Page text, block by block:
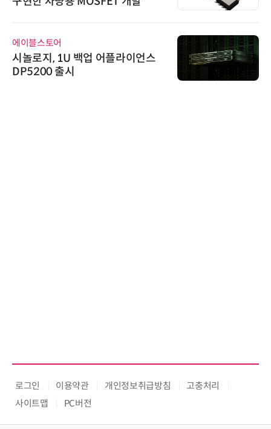
씨앤에프시스템, 국민연금 치매재
산관리서비스에 ALL# ERP 공급
로그인 이용약관 개인정보취급방침
고충처리
사이트맵
PC버전